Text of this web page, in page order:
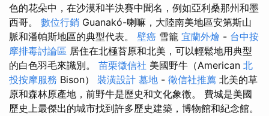
色的花朵中，在沙漠和半決賽中聞名，例如亞利桑那州和墨
西哥。 數位行銷 Guanakó-喇嘛，大陸南美地區安第斯山
脈和潘帕斯地區的典型代表。 壁癌 雪籠 宜蘭外燴 - 台中按
摩排毒討論區 居住在北極苔原和北美，可以輕鬆地用典型
的白色羽毛來識別。 苗栗徵信社 美國野牛（American 北
投按摩服務 Bison） 裝潢設計 墓地 - 徵信社推薦 北美的草
原和森林原產地，前野牛是歷史和文化象徵。 費城是美國
歷史上最傑出的城市找到許多歷史建築，博物館和紀念館。